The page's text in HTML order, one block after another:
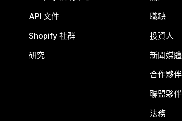
API 文件
Shopify 社群
研究
職缺
投資人
新聞媒體
合作夥伴
聯盟夥伴
法務